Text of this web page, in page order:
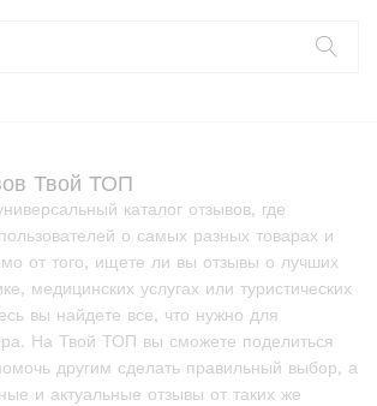
Твой ТОП
каталог отзывов, где
о самых разных товарах и
от того, ищете ли вы отзывы о лучших
медицинских услугах или туристических
вы найдете все, что нужно для
На Твой ТОП вы сможете поделиться
другим сделать правильный выбор, а
и актуальные отзывы от таких же